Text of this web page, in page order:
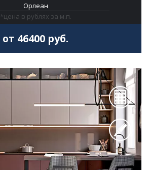
Орлеан
*цена в рублях за м.п.
от 46400 руб.